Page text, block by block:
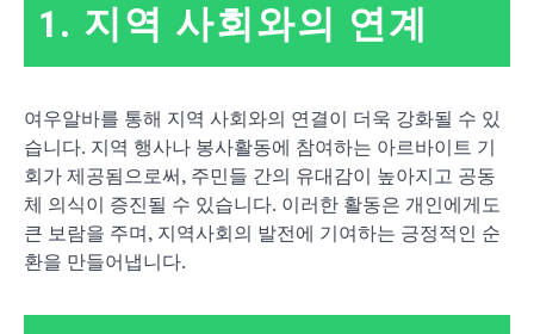
1. 지역 사회와의 연계
여우알바를 통해 지역 사회와의 연결이 더욱 강화될 수 있
습니다. 지역 행사나 봉사활동에 참여하는 아르바이트 기
회가 제공됨으로써, 주민들 간의 유대감이 높아지고 공동
체 의식이 증진될 수 있습니다. 이러한 활동은 개인에게도
큰 보람을 주며, 지역사회의 발전에 기여하는 긍정적인 순
환을 만들어냅니다.